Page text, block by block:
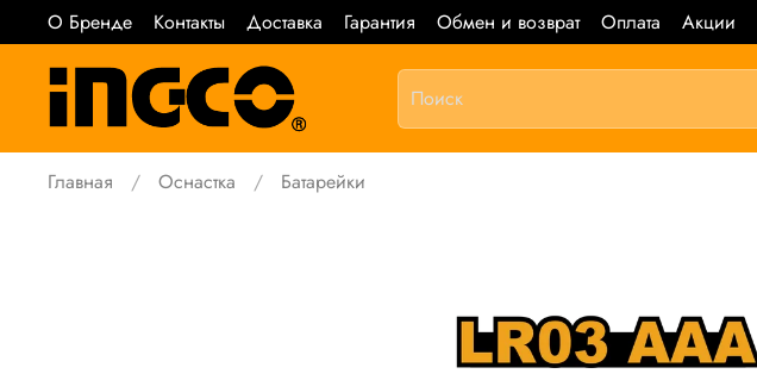
О Бренде Контакты Доставка Гарантия Обмен и возврат Оплата Акции
Главная Оснастка Батарейки